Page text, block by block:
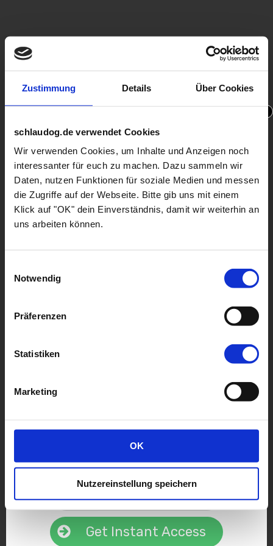
Zustimmung Details Über Cookies
schlaudog.de verwendet Cookies
Wir verwenden Cookies, um Inhalte und Anzeigen noch
interessanter für euch zu machen. Dazu sammeln wir
Daten, nutzen Funktionen für soziale Medien und messen
die Zugriffe auf der Webseite. Bitte gib uns mit einem
Klick auf "OK" dein Einverständnis, damit wir weiterhin an
uns arbeiten können.
Notwendig
Präferenzen
Statistiken
Marketing
OK
Nutzereinstellung speichern
​THE
​FASTEST
​WAY
Pages
and get access to the video training. Plus you'll
Get Instant Access